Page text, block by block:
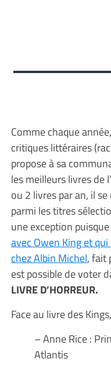
Comme chaque
critiques littéraires
propose à sa
les meilleurs livres de
ou 2 livres par an, il
parmi les titres
une exception puisque
avec Owen King et
chez Albin Michel, fait
est possible de voter
LIVRE D’HORREUR.
Face au livre des
– Anne Rice :
Atlantis